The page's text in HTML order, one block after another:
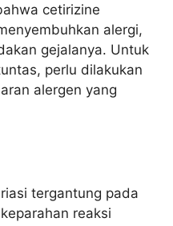
cetirizine
alergi,
gejalanya. Untuk
perlu dilakukan
alergen yang
tergantung pada
reaksi